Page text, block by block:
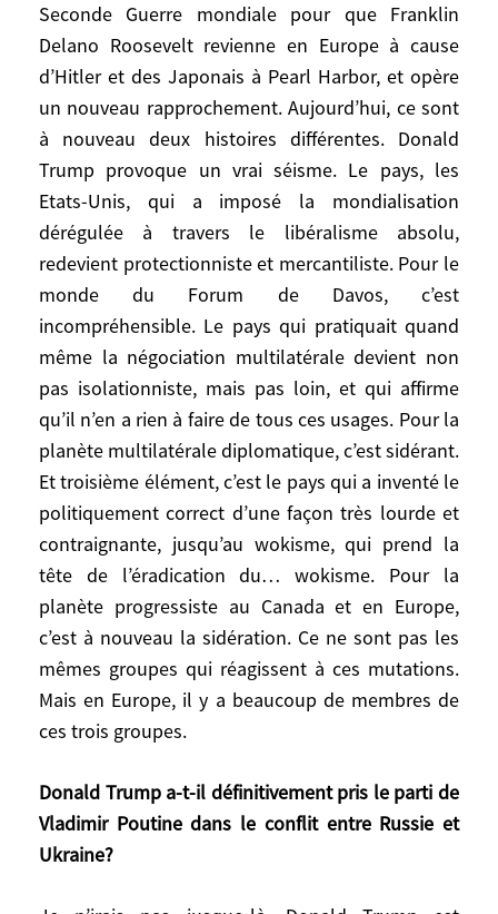
Seconde Guerre mondiale pour que Franklin
Delano Roosevelt revienne en Europe à cause
d’Hitler et des Japonais à Pearl Harbor, et opère
un nouveau rapprochement. Aujourd’hui, ce sont
à nouveau deux histoires différentes. Donald
Trump provoque un vrai séisme. Le pays, les
Etats-Unis, qui a imposé la mondialisation
dérégulée à travers le libéralisme absolu,
redevient protectionniste et mercantiliste. Pour le
monde du Forum de Davos, c’est
incompréhensible. Le pays qui pratiquait quand
même la négociation multilatérale devient non
pas isolationniste, mais pas loin, et qui affirme
qu’il n’en a rien à faire de tous ces usages. Pour la
planète multilatérale diplomatique, c’est sidérant.
Et troisième élément, c’est le pays qui a inventé le
politiquement correct d’une façon très lourde et
contraignante, jusqu’au wokisme, qui prend la
tête de l’éradication du… wokisme. Pour la
planète progressiste au Canada et en Europe,
c’est à nouveau la sidération. Ce ne sont pas les
mêmes groupes qui réagissent à ces mutations.
Mais en Europe, il y a beaucoup de membres de
ces trois groupes.
Donald Trump a-t-il définitivement pris le parti de
Vladimir Poutine dans le conflit entre Russie et
Ukraine?
l’Amérique était très partagée, pour voir
une amorce de changement. Par la suite,
les Etats-Unis ont encore refusé la création
de la Société des nations (SDN). Puis, il a
fallu la Seconde Guerre mondiale pour que
Franklin Delano Roosevelt revienne en
Europe à cause d’Hitler et des Japonais à
Pearl Harbor, et opère un nouveau
rapprochement. Aujourd’hui, ce sont à
nouveau deux histoires différentes. Donald
Trump provoque un vrai séisme. Le pays,
les Etats-Unis, qui a imposé la
mondialisation dérégulée à travers le
libéralisme absolu, redevient
protectionniste et mercantiliste. Pour le
monde du Forum de Davos, c’est
incompréhensible. Le pays qui pratiquait
quand même la négociation multilatérale
devient non pas isolationniste, mais pas
loin, et qui affirme qu’il n’en a rien à faire
de tous ces usages. Pour la planète
multilatérale diplomatique, c’est sidérant.
Et troisième élément, c’est le pays qui a
inventé le politiquement correct d’une
façon très lourde et contraignante,
jusqu’au wokisme, qui prend la tête de
planète progressiste au Canada et en
Europe, c’est à nouveau la sidération. Ce
ne sont pas les mêmes groupes qui